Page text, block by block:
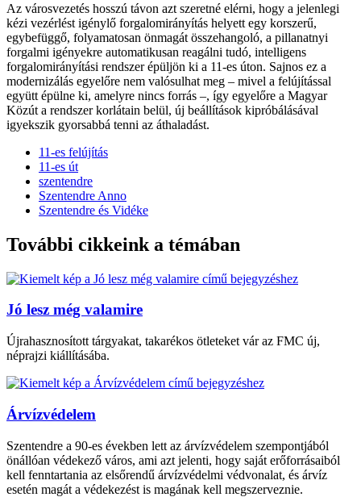
Az városvezetés hosszú távon azt szeretné elérni, hogy a jelenlegi
kézi vezérlést igénylő forgalomirányítás helyett egy korszerű,
egybefüggő, folyamatosan önmagát összehangoló, a pillanatnyi
forgalmi igényekre automatikusan reagálni tudó, intelligens
forgalomirányítási rendszer épüljön ki a 11-es úton. Sajnos ez a
modernizálás egyelőre nem valósulhat meg – mivel a felújítással
együtt épülne ki, amelyre nincs forrás –, így egyelőre a Magyar
Közút a rendszer korlátain belül, új beállítások kipróbálásával
igyekszik gyorsabbá tenni az áthaladást.
11-es felújítás
11-es út
szentendre
Szentendre Anno
Szentendre és Vidéke
További cikkeink a témában
Jó lesz még valamire
Újrahasznosított tárgyakat, takarékos ötleteket vár az FMC új,
néprajzi kiállításába.
Árvízvédelem
Szentendre a 90-es években lett az árvízvédelem szempontjából
önállóan védekező város, ami azt jelenti, hogy saját erőforrásaiból
kell fenntartania az elsőrendű árvízvédelmi védvonalat, és árvíz
esetén magát a védekezést is magának kell megszerveznie.